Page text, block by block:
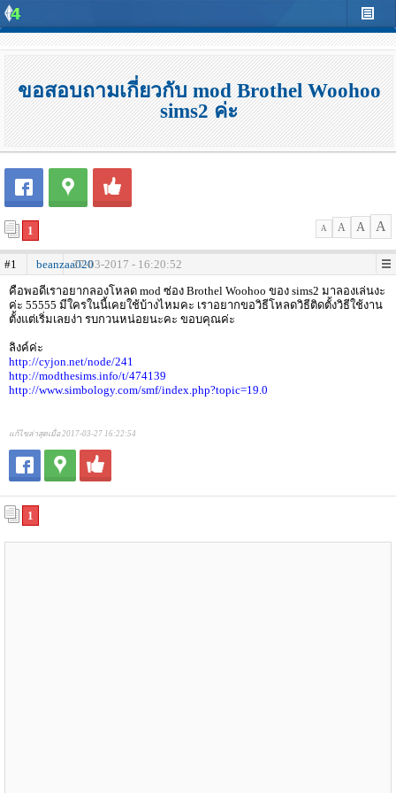
ขอสอบถามเกี่ยวกับ mod Brothel Woohoo
sims2 ค่ะ
1 A A A A
#1 beanzaa02027-03-2017 - 16:20:52
คือพอดีเราอยากลองโหลด mod ซ่อง Brothel Woohoo ของ sims2 มาลองเล่นงะ
ค่ะ 55555 มีใครในนี้เคยใช้บ้างไหมคะ เราอยากขอวิธีโหลดวิธีติดตั้งวิธีใช้งาน
ตั้งแต่เริ่มเลยง่า รบกวนหน่อยนะคะ ขอบคุณค่ะ
ลิงค์ค่ะ
http://cyjon.net/node/241
http://modthesims.info/t/474139
http://www.simbology.com/smf/index.php?topic=19.0
แก้ไขล่าสุดเมื่อ 2017-03-27 16:22:54
1